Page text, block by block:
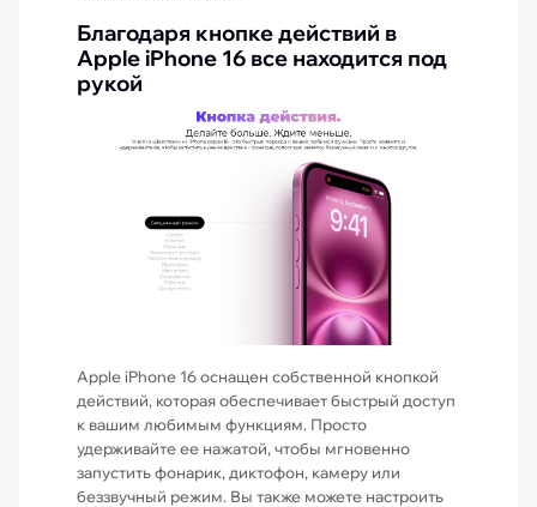
Благодаря кнопке действий в
Apple iPhone 16 все находится под
рукой
Apple iPhone 16 оснащен собственной кнопкой
действий, которая обеспечивает быстрый доступ
к вашим любимым функциям. Просто
удерживайте ее нажатой, чтобы мгновенно
запустить фонарик, диктофон, камеру или
беззвучный режим. Вы также можете настроить